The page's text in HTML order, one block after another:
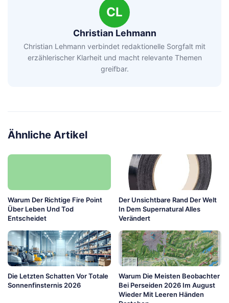
CL
Christian Lehmann
Christian Lehmann verbindet redaktionelle Sorgfalt mit
erzählerischer Klarheit und macht relevante Themen
greifbar.
Ähnliche Artikel
Warum Der Richtige Fire Point
Über Leben Und Tod
Entscheidet
Der Unsichtbare Rand Der Welt
In Dem Supernatural Alles
Verändert
Die Letzten Schatten Vor Totale
Sonnenfinsternis 2026
Warum Die Meisten Beobachter
Bei Perseiden 2026 Im August
Wieder Mit Leeren Händen